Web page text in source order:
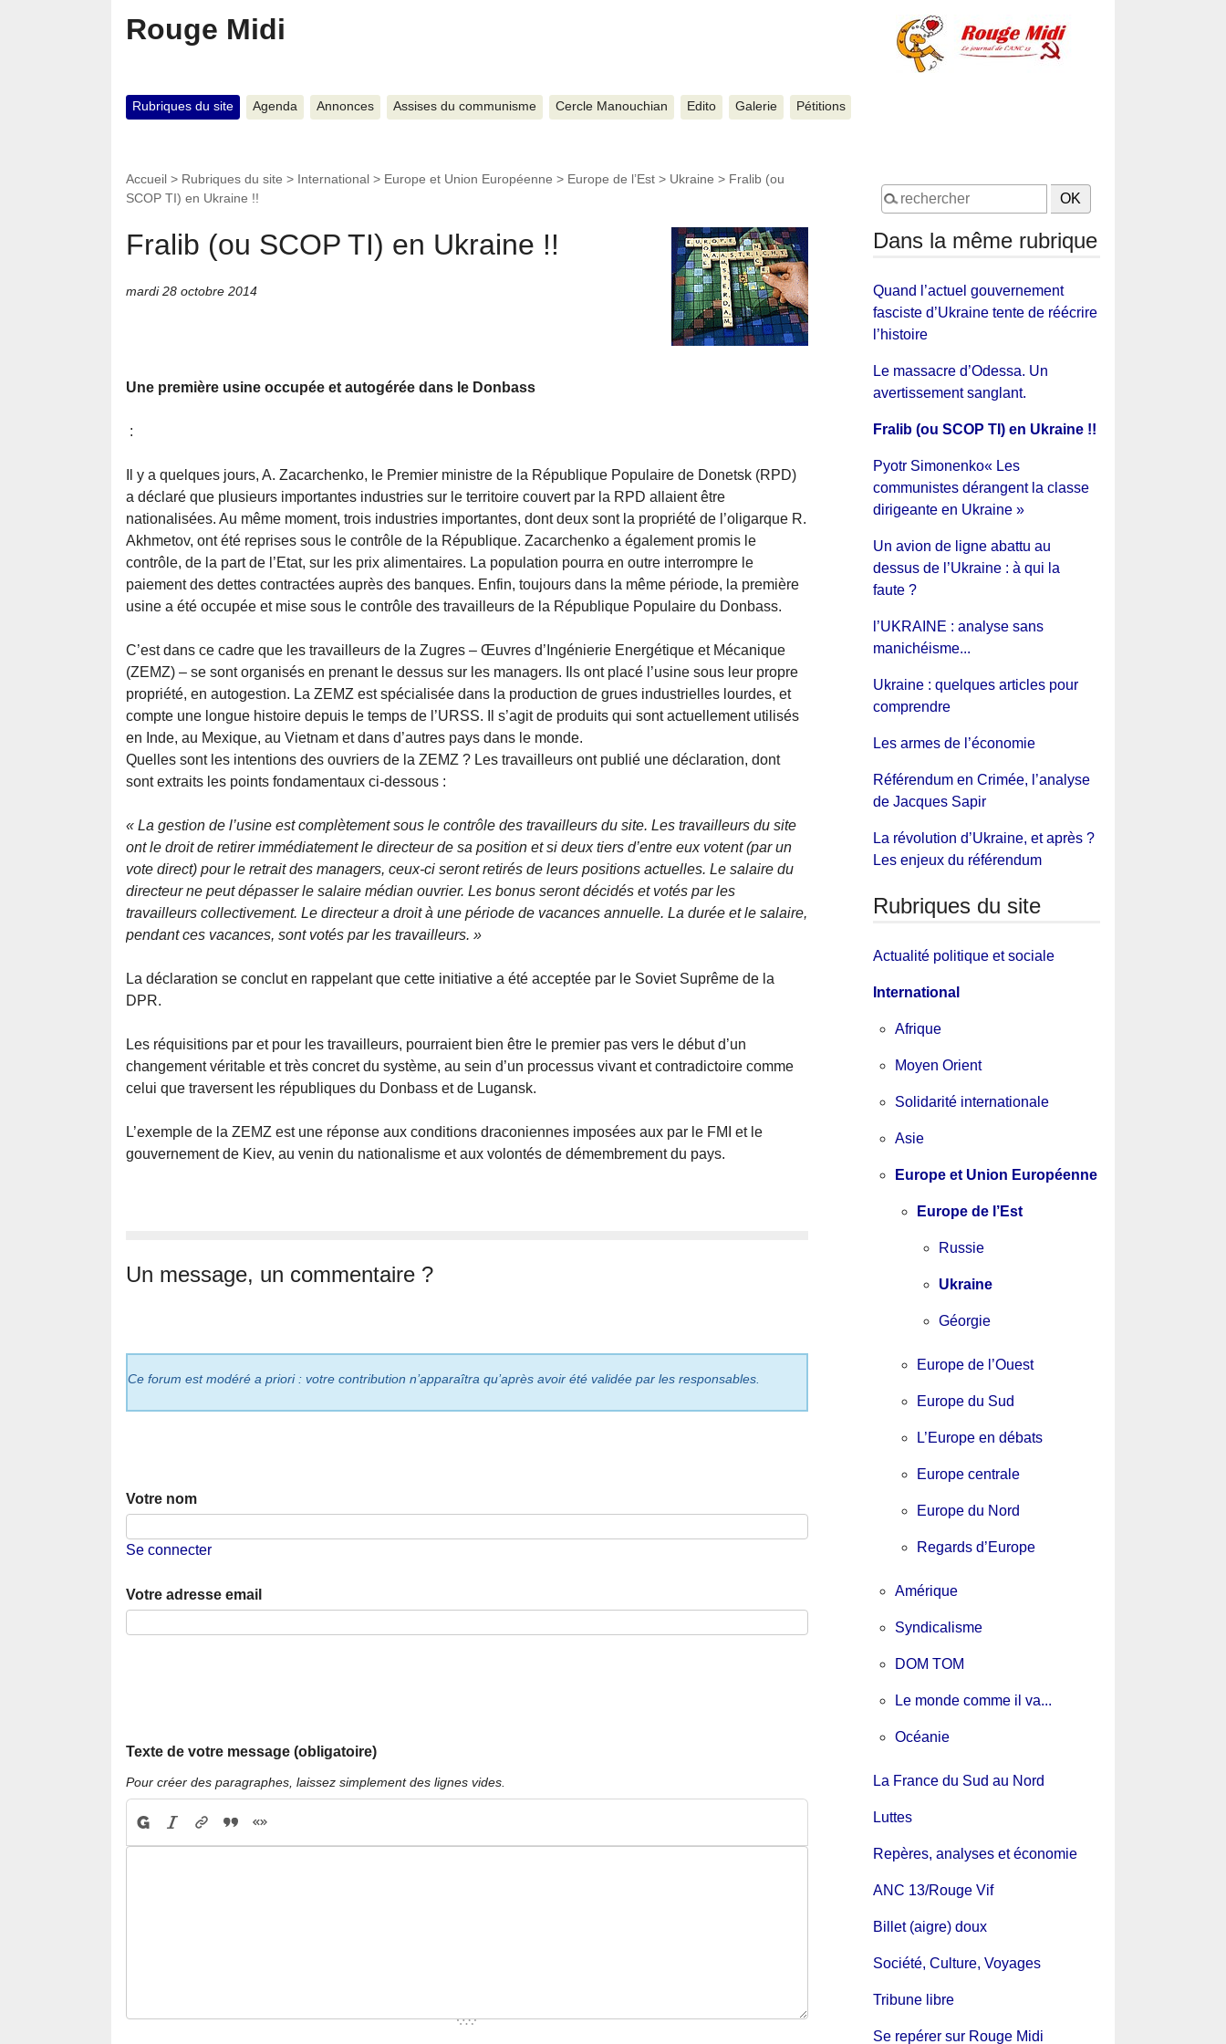
Rouge Midi
Rubriques du site Agenda Annonces Assises du communisme Cercle Manouchian Edito Galerie Pétitions
Accueil > Rubriques du site > International > Europe et Union Européenne > Europe de l’Est > Ukraine > Fralib (ou
SCOP TI) en Ukraine !!
Fralib (ou SCOP TI) en Ukraine !!
mardi 28 octobre 2014
Une première usine occupée et autogérée dans le Donbass
:
Il y a quelques jours, A. Zacarchenko, le Premier ministre de la République Populaire de Donetsk (RPD)
a déclaré que plusieurs importantes industries sur le territoire couvert par la RPD allaient être
nationalisées. Au même moment, trois industries importantes, dont deux sont la propriété de l’oligarque R.
Akhmetov, ont été reprises sous le contrôle de la République. Zacarchenko a également promis le
contrôle, de la part de l’Etat, sur les prix alimentaires. La population pourra en outre interrompre le
paiement des dettes contractées auprès des banques. Enfin, toujours dans la même période, la première
usine a été occupée et mise sous le contrôle des travailleurs de la République Populaire du Donbass.
C’est dans ce cadre que les travailleurs de la Zugres – Œuvres d’Ingénierie Energétique et Mécanique
(ZEMZ) – se sont organisés en prenant le dessus sur les managers. Ils ont placé l’usine sous leur propre
propriété, en autogestion. La ZEMZ est spécialisée dans la production de grues industrielles lourdes, et
compte une longue histoire depuis le temps de l’URSS. Il s’agit de produits qui sont actuellement utilisés
en Inde, au Mexique, au Vietnam et dans d’autres pays dans le monde.
Quelles sont les intentions des ouvriers de la ZEMZ ? Les travailleurs ont publié une déclaration, dont
sont extraits les points fondamentaux ci-dessous :
« La gestion de l’usine est complètement sous le contrôle des travailleurs du site. Les travailleurs du site
ont le droit de retirer immédiatement le directeur de sa position et si deux tiers d’entre eux votent (par un
vote direct) pour le retrait des managers, ceux-ci seront retirés de leurs positions actuelles. Le salaire du
directeur ne peut dépasser le salaire médian ouvrier. Les bonus seront décidés et votés par les
travailleurs collectivement. Le directeur a droit à une période de vacances annuelle. La durée et le salaire,
pendant ces vacances, sont votés par les travailleurs. »
La déclaration se conclut en rappelant que cette initiative a été acceptée par le Soviet Suprême de la
DPR.
Les réquisitions par et pour les travailleurs, pourraient bien être le premier pas vers le début d’un
changement véritable et très concret du système, au sein d’un processus vivant et contradictoire comme
celui que traversent les républiques du Donbass et de Lugansk.
L’exemple de la ZEMZ est une réponse aux conditions draconiennes imposées aux par le FMI et le
gouvernement de Kiev, au venin du nationalisme et aux volontés de démembrement du pays.
Un message, un commentaire ?
Ce forum est modéré a priori : votre contribution n’apparaîtra qu’après avoir été validée par les responsables.
Votre nom
Se connecter
Votre adresse email
Texte de votre message (obligatoire)
Pour créer des paragraphes, laissez simplement des lignes vides.
Dans la même rubrique
Quand l’actuel gouvernement
fasciste d’Ukraine tente de réécrire
l’histoire
Le massacre d’Odessa. Un
avertissement sanglant.
Fralib (ou SCOP TI) en Ukraine !!
Pyotr Simonenko« Les
communistes dérangent la classe
dirigeante en Ukraine »
Un avion de ligne abattu au
dessus de l’Ukraine : à qui la
faute ?
l’UKRAINE : analyse sans
manichéisme...
Ukraine : quelques articles pour
comprendre
Les armes de l’économie
Référendum en Crimée, l’analyse
de Jacques Sapir
La révolution d’Ukraine, et après ?
Les enjeux du référendum
Rubriques du site
Actualité politique et sociale
International
Afrique
Moyen Orient
Solidarité internationale
Asie
Europe et Union Européenne
Europe de l’Est
Russie
Ukraine
Géorgie
Europe de l’Ouest
Europe du Sud
L’Europe en débats
Europe centrale
Europe du Nord
Regards d’Europe
Amérique
Syndicalisme
DOM TOM
Le monde comme il va...
Océanie
La France du Sud au Nord
Luttes
Repères, analyses et économie
ANC 13/Rouge Vif
Billet (aigre) doux
Société, Culture, Voyages
Tribune libre
Se repérer sur Rouge Midi